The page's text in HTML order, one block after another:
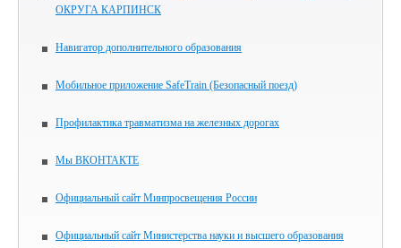
ОКРУГА КАРПИНСК
Навигатор дополнительного образования
Мобильное приложение SafeTrain (Безопасный поезд)
Профилактика травматизма на железных дорогах
Мы ВКОНТАКТЕ
Официальный сайт Минпросвещения России
Официальный сайт Министерства науки и высшего образования